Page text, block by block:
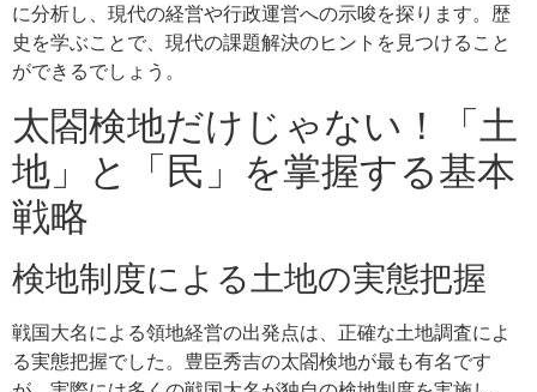
に分析し、現代の経営や行政運営への示唆を探ります。歴
史を学ぶことで、現代の課題解決のヒントを見つけること
ができるでしょう。
太閤検地だけじゃない！「土
地」と「民」を掌握する基本
戦略
検地制度による土地の実態把握
戦国大名による領地経営の出発点は、正確な土地調査によ
る実態把握でした。豊臣秀吉の太閤検地が最も有名です